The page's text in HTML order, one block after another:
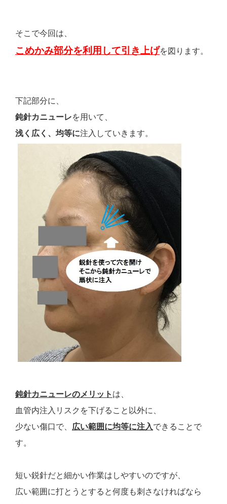
そこで今回は、
こめかみ部分を利用して引き上げを図ります。
下記部分に、
鈍針カニューレを用いて、
浅く広く、均等に注入していきます。
鈍針カニューレのメリット は、
血管内注入リスクを下げること以外に、
少ない傷口で、 広い範囲に均等に注入できることで
す。
短い鋭針だと細かい作業はしやすいのですが、
広い範囲に打とうとすると何度も刺さなければなら